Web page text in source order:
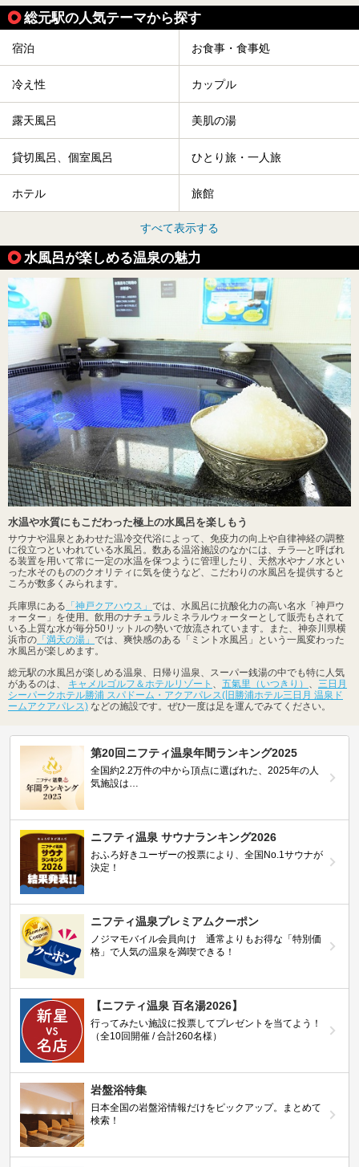
総元駅の人気テーマから探す
宿泊 お食事・食事処
冷え性 カップル
露天風呂 美肌の湯
貸切風呂、個室風呂 ひとり旅・一人旅
ホテル 旅館
すべて表示する
水風呂が楽しめる温泉の魅力
水温や水質にもこだわった極上の水風呂を楽しもう
サウナや温泉とあわせた温冷交代浴によって、免疫力の向上や自律神経の調整
に役立つといわれている水風呂。数ある温浴施設のなかには、チラ―と呼ばれ
る装置を用いて常に一定の水温を保つように管理したり、天然水やナノ水とい
った水そのもののクオリティに気を使うなど、こだわりの水風呂を提供すると
ころが数多くみられます。
兵庫県にある 「神戸クアハウス」 では、水風呂に抗酸化力の高い名水「神戸ウ
ォーター」を使用。飲用のナチュラルミネラルウォーターとして販売もされて
いる上質な水が毎分50リットルの勢いで放流されています。また、神奈川県横
浜市の 「満天の湯」 では、爽快感のある「ミント水風呂」という一風変わった
水風呂が楽しめます。
総元駅の水風呂が楽しめる温泉、日帰り温泉、スーパー銭湯の中でも特に人気
があるのは、 キャメルゴルフ＆ホテルリゾート 五氣里（いつきり）
三日月
シーパークホテル勝浦 スパドーム・アクアパレス(旧勝浦ホテル三日月 温泉ド
ームアクアパレス) などの施設です。ぜひ一度は足を運んでみてください。
第20回ニフティ温泉年間ランキング2025
全国約2.2万件の中から頂点に選ばれた、2025年の人
気施設は…
ニフティ温泉 サウナランキング2026
おふろ好きユーザーの投票により、全国No.1サウナが
決定！
ニフティ温泉プレミアムクーポン
ノジマモバイル会員向け 通常よりもお得な「特別価
格」で人気の温泉を満喫できる！
【ニフティ温泉 百名湯2026】
行ってみたい施設に投票してプレゼントを当てよう！
（全10回開催 / 合計260名様）
岩盤浴特集
日本全国の岩盤浴情報だけをピックアップ。まとめて
検索！